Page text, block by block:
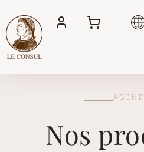
contenu
Nos